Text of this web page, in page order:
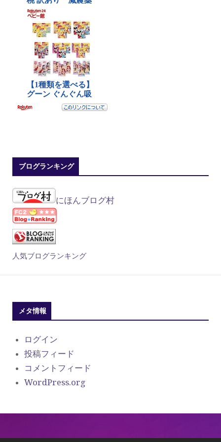
ブログランキング
にほんブログ村
人気ブログランキング
メタ情報
ログイン
投稿フィード
コメントフィード
WordPress.org